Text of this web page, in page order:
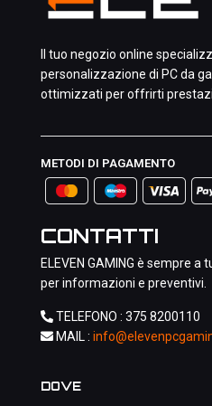
Il tuo negozio online
personalizzazione di PC da
ottimizzati per offrirti
METODI DI PAGAMENTO
CONTATTI
ELEVEN GAMING è sempre
per informazioni e preventivi.
TELEFONO : 375 8200110
MAIL :
DOVE